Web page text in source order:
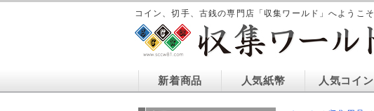
コイン、切手、古銭の専門店「収集ワールド」へようこそ
新着商品 人気紙幣 人気コイン